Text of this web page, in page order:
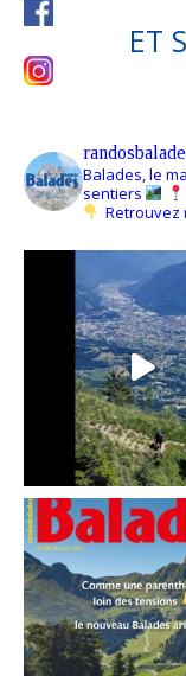
ET
Balades, le
sentiers
Retrouvez